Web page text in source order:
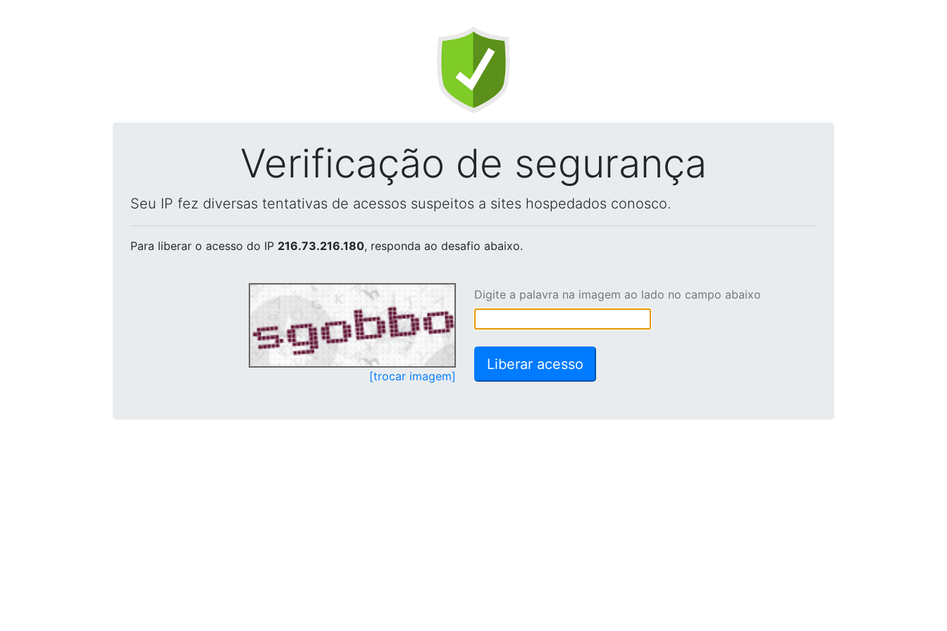
Verificação de segurança
Seu IP fez diversas tentativas de acessos suspeitos a sites hospedados conosco.
Para liberar o acesso do IP 216.73.216.180, responda ao desafio abaixo.
[trocar imagem]
Digite a palavra na imagem ao lado no campo abaixo